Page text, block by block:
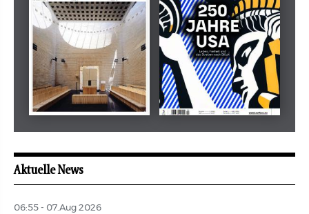
revue juive aufbau
Aktuelle News
06:55 - 07.Aug 2026